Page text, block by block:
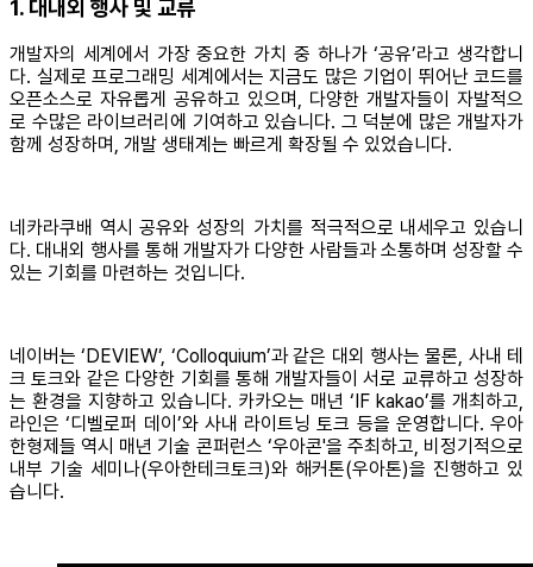
1. 대내외 행사 및 교류
개발자의 세계에서 가장 중요한 가치 중 하나가 ‘공유’라고 생각합니
다. 실제로 프로그래밍 세계에서는 지금도 많은 기업이 뛰어난 코드를
오픈소스로 자유롭게 공유하고 있으며, 다양한 개발자들이 자발적으
로 수많은 라이브러리에 기여하고 있습니다. 그 덕분에 많은 개발자가
함께 성장하며, 개발 생태계는 빠르게 확장될 수 있었습니다.
네카라쿠배 역시 공유와 성장의 가치를 적극적으로 내세우고 있습니
다. 대내외 행사를 통해 개발자가 다양한 사람들과 소통하며 성장할 수
있는 기회를 마련하는 것입니다.
네이버는 ‘DEVIEW’, ‘Colloquium’과 같은 대외 행사는 물론, 사내 테
크 토크와 같은 다양한 기회를 통해 개발자들이 서로 교류하고 성장하
는 환경을 지향하고 있습니다. 카카오는 매년 ‘IF kakao’를 개최하고,
라인은 ‘디벨로퍼 데이’와 사내 라이트닝 토크 등을 운영합니다. 우아
한형제들 역시 매년 기술 콘퍼런스 ‘우아콘'을 주최하고, 비정기적으로
내부 기술 세미나(우아한테크토크)와 해커톤(우아톤)을 진행하고 있
습니다.